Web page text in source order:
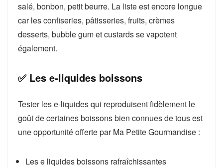
salé, bonbon, petit beurre. La liste est encore longue
car les confiseries, pâtisseries, fruits, crèmes
desserts, bubble gum et custards se vapotent
également.
✅ Les e-liquides boissons
Tester les e-liquides qui reproduisent fidèlement le
goût de certaines boissons bien connues de tous est
une opportunité offerte par Ma Petite Gourmandise :
Les e liquides boissons rafraîchissantes